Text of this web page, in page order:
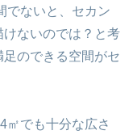
でないと、セカン
けないのでは？と考
のできる空間がセ
㎡でも十分な広さ